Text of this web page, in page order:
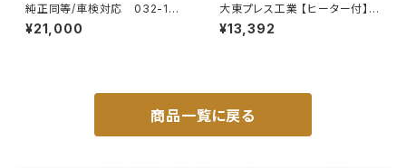
純正同等/車検対応 032-132
タウンエース ライトエース トラ
ック
¥21,000
大東プレス工業 【ヒーター付】ハ
イウェイミラー ヒーター付 100
¥13,392
商品一覧に戻る